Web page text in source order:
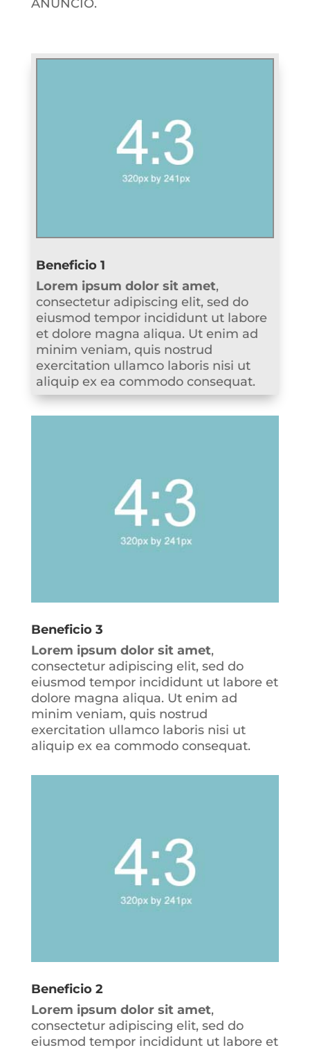
ANUNCIO.
Beneficio 1
Lorem ipsum dolor sit amet,
consectetur adipiscing elit, sed do
eiusmod tempor incididunt ut labore
et dolore magna aliqua. Ut enim ad
minim veniam, quis nostrud
exercitation ullamco laboris nisi ut
aliquip ex ea commodo consequat.
Beneficio 3
Lorem ipsum dolor sit amet,
consectetur adipiscing elit, sed do
eiusmod tempor incididunt ut labore et
dolore magna aliqua. Ut enim ad
minim veniam, quis nostrud
exercitation ullamco laboris nisi ut
aliquip ex ea commodo consequat.
Beneficio 2
Lorem ipsum dolor sit amet,
consectetur adipiscing elit, sed do
eiusmod tempor incididunt ut labore et